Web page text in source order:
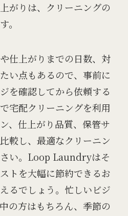
がりは、クリーニングの
。
仕上がりまでの日数、対
い点もあるので、事前に
を確認してから依頼する
宅配クリーニングを利用
、仕上がり品質、保管サ
較し、最適なクリーニン
い。Loop Laundryはそ
トを大幅に節約できるお
るでしょう。忙しいビジ
の方はもちろん、季節の